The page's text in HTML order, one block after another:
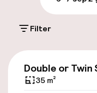
(buiten)
Openbaar
Filter
Double or Twin
35 m²